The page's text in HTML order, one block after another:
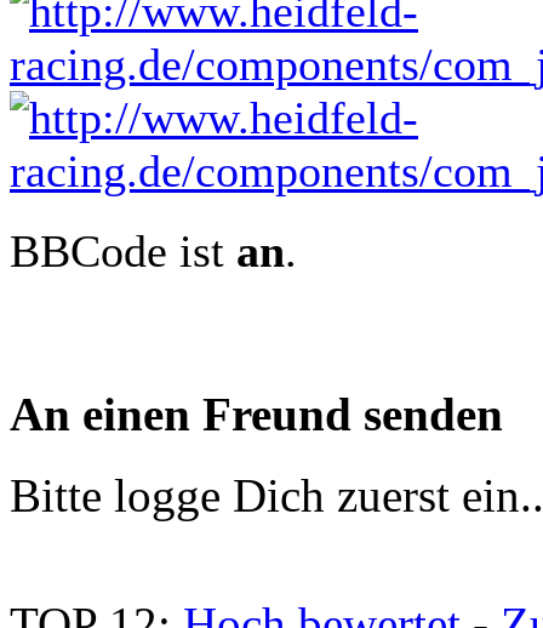
BBCode ist an.
An einen Freund senden
Bitte logge Dich zuerst